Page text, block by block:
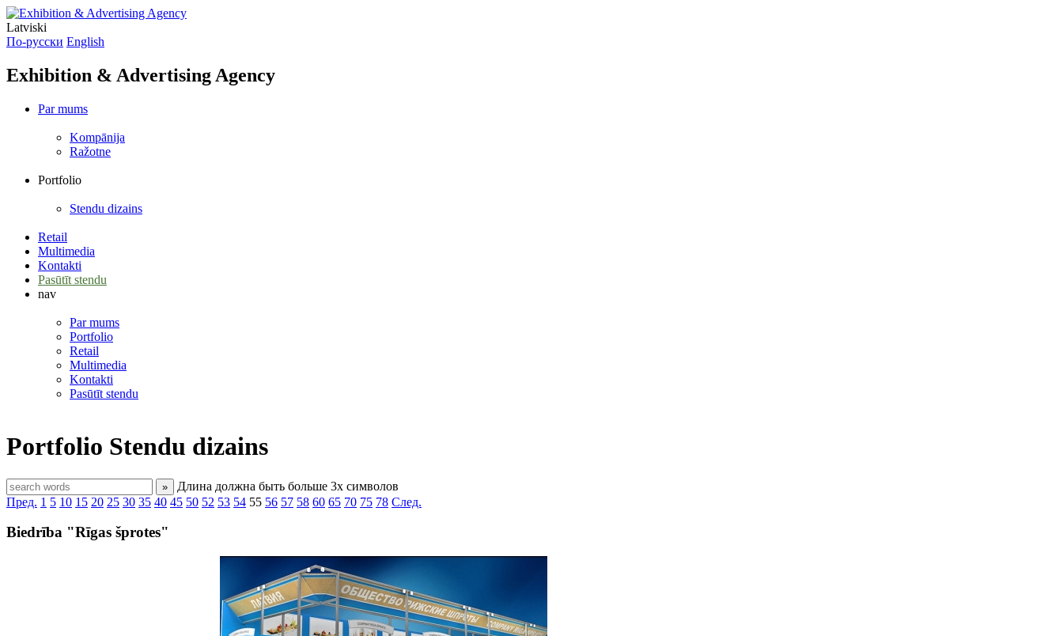
Latviski
По-русски English
Exhibition & Advertising Agency
Par mums
Kompānija
Ražotne
Portfolio
Stendu dizains
Retail
Multimedia
Kontakti
Pasūtīt stendu
nav
Par mums
Portfolio
Retail
Multimedia
Kontakti
Pasūtīt stendu
Portfolio Stendu dizains
»
Длина должна быть больше 3х символов
Пред. 1 5 10 15 20 25 30 35 40 45 50 52 53 54 55 56 57 58 60 65 70 75 78 След.
Biedrība "Rīgas šprotes"